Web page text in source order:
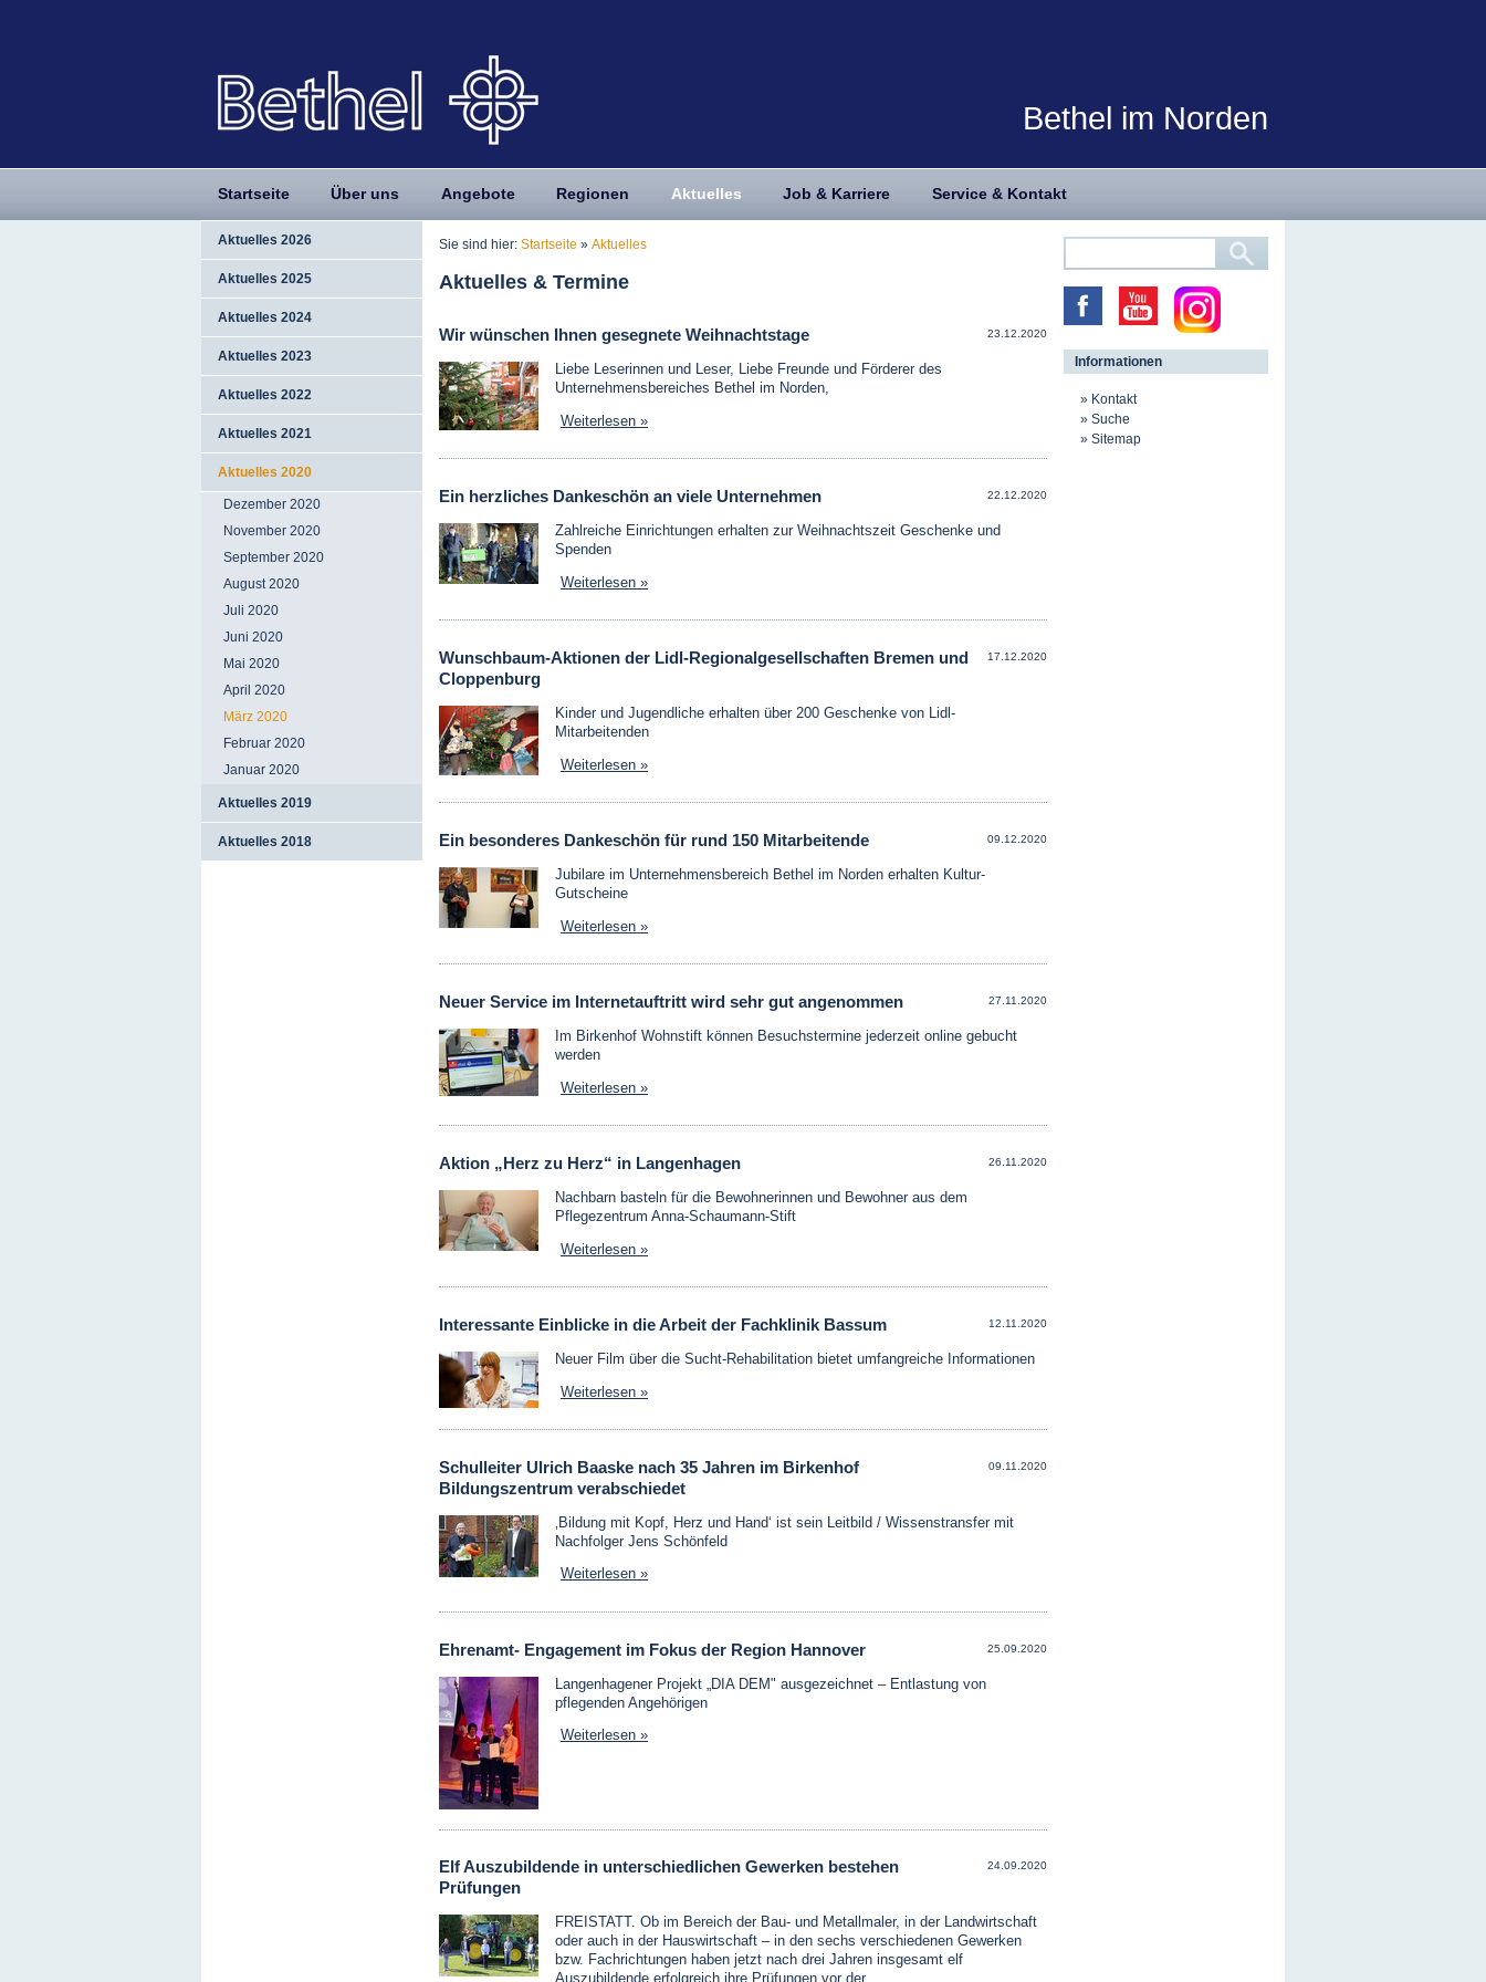
Bethel im Norden
Startseite Über uns Angebote Regionen Aktuelles Job & Karriere Service & Kontakt
Aktuelles 2026
Aktuelles 2025
Aktuelles 2024
Aktuelles 2023
Aktuelles 2022
Aktuelles 2021
Aktuelles 2020
Dezember 2020
November 2020
September 2020
August 2020
Juli 2020
Juni 2020
Mai 2020
April 2020
März 2020
Februar 2020
Januar 2020
Aktuelles 2019
Aktuelles 2018
Sie sind hier: Startseite » Aktuelles
Aktuelles & Termine
23.12.2020
Wir wünschen Ihnen gesegnete Weihnachtstage
Liebe Leserinnen und Leser, Liebe Freunde und Förderer des
Unternehmensbereiches Bethel im Norden,
Weiterlesen »
22.12.2020
Ein herzliches Dankeschön an viele Unternehmen
Zahlreiche Einrichtungen erhalten zur Weihnachtszeit Geschenke und
Spenden
Weiterlesen »
17.12.2020
Wunschbaum-Aktionen der Lidl-Regionalgesellschaften Bremen und
Cloppenburg
Kinder und Jugendliche erhalten über 200 Geschenke von Lidl-
Mitarbeitenden
Weiterlesen »
09.12.2020
Ein besonderes Dankeschön für rund 150 Mitarbeitende
Jubilare im Unternehmensbereich Bethel im Norden erhalten Kultur-
Gutscheine
Weiterlesen »
27.11.2020
Neuer Service im Internetauftritt wird sehr gut angenommen
Im Birkenhof Wohnstift können Besuchstermine jederzeit online gebucht
werden
Weiterlesen »
26.11.2020
Aktion „Herz zu Herz“ in Langenhagen
Nachbarn basteln für die Bewohnerinnen und Bewohner aus dem
Pflegezentrum Anna-Schaumann-Stift
Weiterlesen »
12.11.2020
Interessante Einblicke in die Arbeit der Fachklinik Bassum
Neuer Film über die Sucht-Rehabilitation bietet umfangreiche Informationen
Weiterlesen »
09.11.2020
Schulleiter Ulrich Baaske nach 35 Jahren im Birkenhof
Bildungszentrum verabschiedet
‚Bildung mit Kopf, Herz und Hand‘ ist sein Leitbild / Wissenstransfer mit
Nachfolger Jens Schönfeld
Weiterlesen »
25.09.2020
Ehrenamt- Engagement im Fokus der Region Hannover
Langenhagener Projekt „DIA DEM" ausgezeichnet – Entlastung von
pflegenden Angehörigen
Weiterlesen »
24.09.2020
Elf Auszubildende in unterschiedlichen Gewerken bestehen
Prüfungen
FREISTATT. Ob im Bereich der Bau- und Metallmaler, in der Landwirtschaft
oder auch in der Hauswirtschaft – in den sechs verschiedenen Gewerken
bzw. Fachrichtungen haben jetzt nach drei Jahren insgesamt elf
Auszubildende erfolgreich ihre Prüfungen vor der
Informationen
Kontakt
Suche
Sitemap